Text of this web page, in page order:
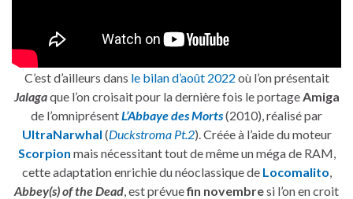
C’est d’ailleurs dans le bilan d’août 2022 où l’on présentait
Jalagaque l’on croisait pour la dernière fois le portage Amiga
de l’omniprésentL’Abbaye des Morts(2010), réalisé par
UltraNarwhal (Duckstroma Pt.2). Créée à l’aide du moteur
Scorpion mais nécessitant tout de même un méga de RAM,
cette adaptation enrichie du néoclassique de Locomalito
Abbey(s) of the Dead , est prévuefin novembresi l’on en croit